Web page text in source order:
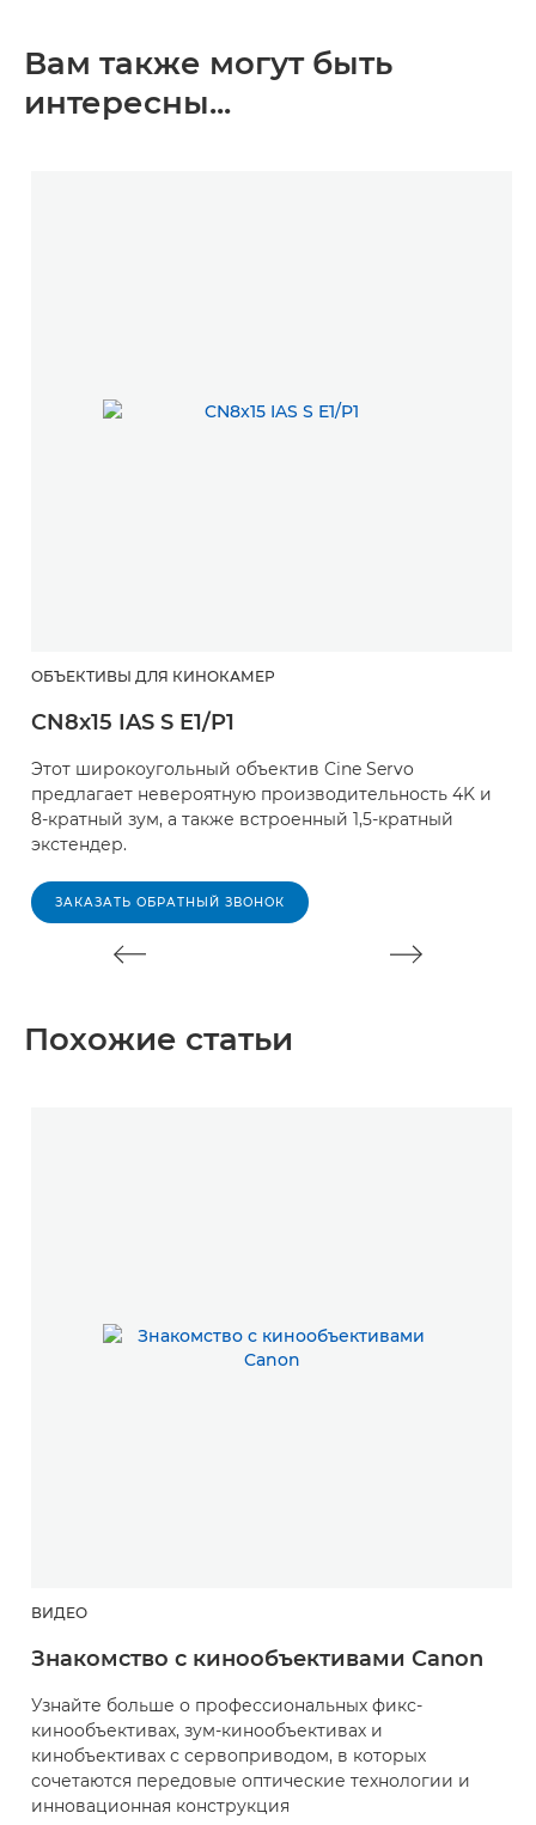
Вам также могут быть
интересны...
ОБЪЕКТИВЫ ДЛЯ КИНОКАМЕР
CN8x15 IAS S E1/P1
Этот широкоугольный объектив Cine Servo
предлагает невероятную производительность 4K и
8-кратный зум, а также встроенный 1,5-кратный
экстендер.
ЗАКАЗАТЬ ОБРАТНЫЙ ЗВОНОК
Похожие статьи
ВИДЕО
Знакомство с кинообъективами Canon
Узнайте больше о профессиональных фикс-
кинообъективах, зум-кинообъективах и
кинобъективах с сервоприводом, в которых
сочетаются передовые оптические технологии и
инновационная конструкция